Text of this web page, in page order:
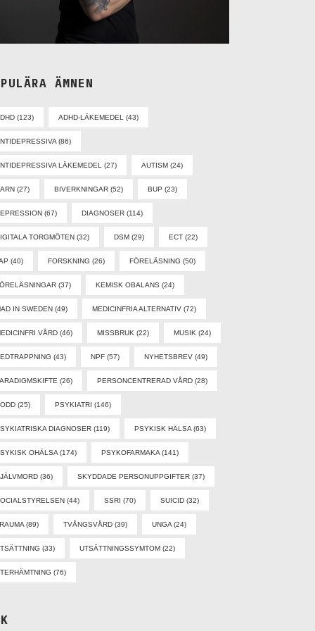
ÄMNEN
(123) ADHD-LÄKEMEDEL (43)
(86)
LÄKEMEDEL (27) AUTISM (24)
(27) BIVERKNINGAR (52) BUP (23)
(67) DIAGNOSER (114)
TORGMÖTEN (32) DSM (29) ECT (22)
(40) FORSKNING (26) FÖRELÄSNING (50)
(37) KEMISK OBALANS (24)
IN SWEDEN (49) MEDICINFRIA ALTERNATIV (72)
VÅRD (46) MISSBRUK (22) MUSIK (24)
(43) NPF (57) NYHETSBREV (49)
(26) PERSONCENTRERAD VÅRD (28)
(25) PSYKIATRI (146)
DIAGNOSER (119) PSYKISK HÄLSA (63)
OHÄLSA (174) PSYKOFARMAKA (141)
(36) SKYDDADE PERSONUPPGIFTER (37)
(44) SSRI (70) SUICID (32)
(89) TVÅNGSVÅRD (39) UNGA (24)
(33) UTSÄTTNINGSSYMTOM (22)
(76)